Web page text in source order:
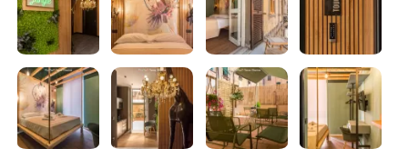
magie de la nature, sans renoncer au confort de la vie moderne.
Nous vous attendons pour vous offrir un séjour unique et
passionnant !